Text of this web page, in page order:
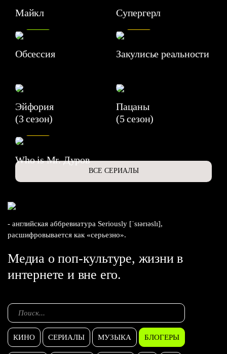
Майкл Супергерл
Обсессия
7.1
Закулисье реальности
Эйфория
(3 сезон)
Пацаны
(5 сезон)
Who is Mr. Дуров
ВСЕ СЕРИАЛЫ
- английская аббревиатура Seriously [ˈsɪərɪəslɪ],
расшифровывается как «серьезно».
Медиа о поп-культуре, жизни в
интернете и вне его.
КИНО СЕРИАЛЫ МУЗЫКА БЛОГЕРЫ